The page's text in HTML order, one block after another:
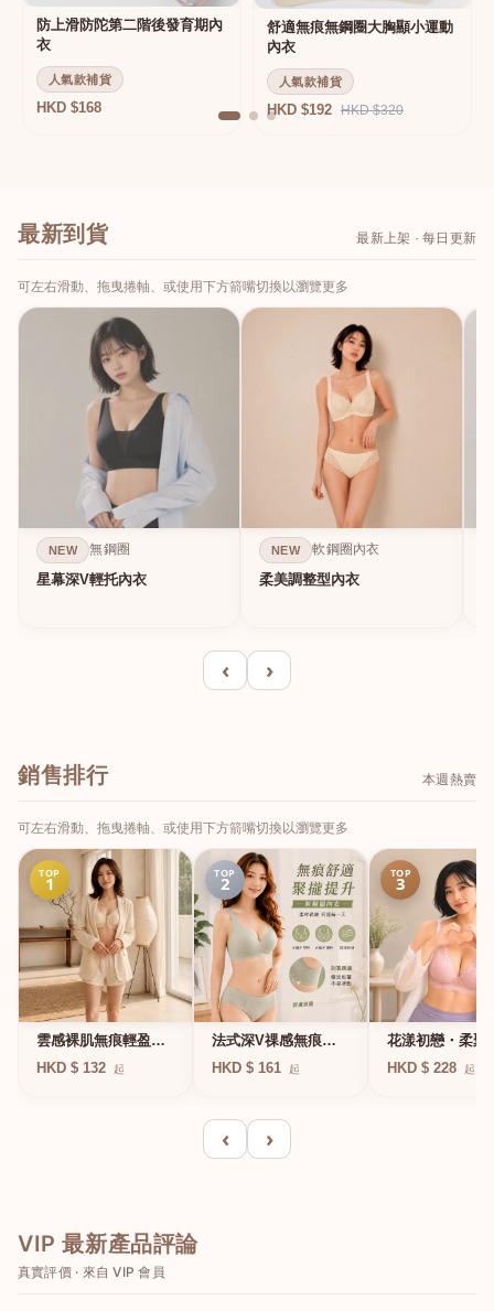
防上滑防陀第二階後發育期內
衣
人氣款補貨
HKD $168
舒適無痕無鋼圈大胸顯小運動
內衣
人氣款補貨
HKD $192 HKD $320
最新到貨 最新上架 · 每日更新
可左右滑動、拖曳捲軸、或使用下方箭嘴切換以瀏覽更多
NEW 無鋼圈
星幕深V輕托內衣
NEW 軟鋼圈內衣
柔美調整型內衣
‹ ›
銷售排行 本週熱賣
可左右滑動、拖曳捲軸、或使用下方箭嘴切換以瀏覽更多
TOP
1
雲感裸肌無痕輕盈無
鋼圈內衣
HKD $ 132 起
TOP
2
法式深V祼感無痕果
凍軟支撐條無鋼圈內
HKD $ 161 起
TOP
3
花漾初戀・柔聚
圈蕾絲內衣
HKD $ 228 起
‹ ›
VIP 最新產品評論
真實評價 · 來自 VIP 會員